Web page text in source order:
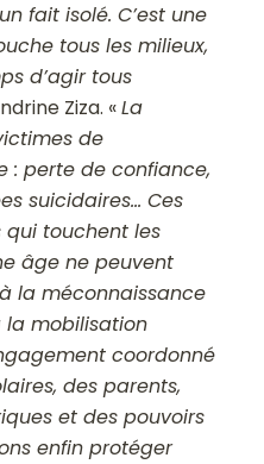
fait isolé. C’est une
tous les milieux,
d’agir tous
Ziza. «La
de
: perte de confiance,
suicidaires… Ces
touchent les
âge ne peuvent
la méconnaissance
la mobilisation
coordonné
des parents,
et des pouvoirs
enfin protéger